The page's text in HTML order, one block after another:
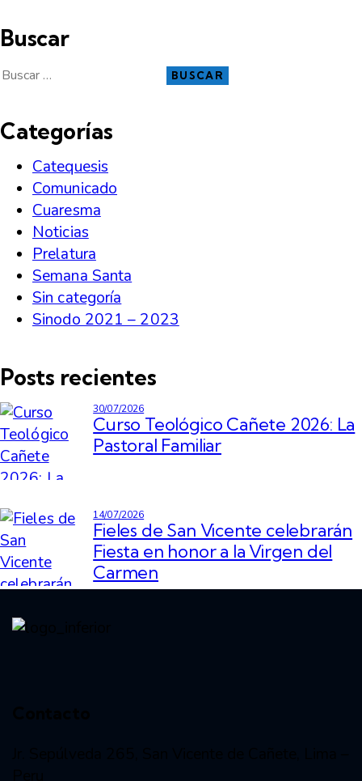
Buscar
Categorías
Catequesis
Comunicado
Cuaresma
Noticias
Prelatura
Semana Santa
Sin categoría
Sinodo 2021 – 2023
Posts recientes
30/07/2026
Curso Teológico Cañete 2026: La
Pastoral Familiar
14/07/2026
Fieles de San Vicente celebrarán
Fiesta en honor a la Virgen del
Carmen